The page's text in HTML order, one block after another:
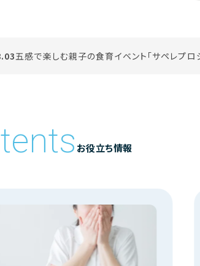
五感で楽しむ親子の食育イベント「サペレプロ
お役立ち情報